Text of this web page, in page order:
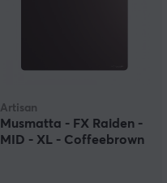
Artisan
Musmatta - FX Raiden -
MID - XL - Coffeebrown